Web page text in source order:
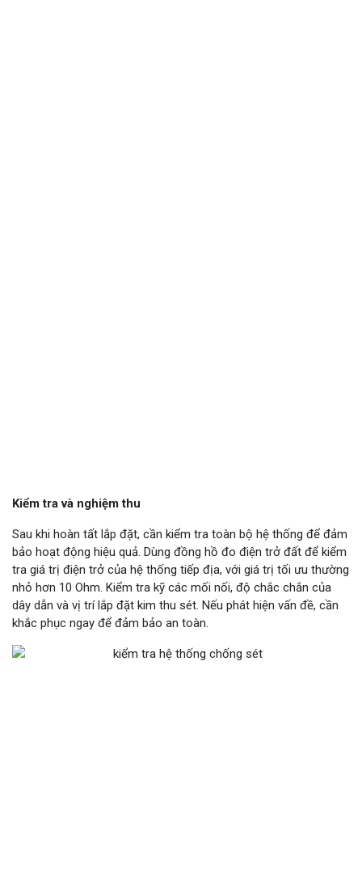
Kiểm tra và nghiệm thu
Sau khi hoàn tất lắp đặt, cần kiểm tra toàn bộ hệ thống để đảm
bảo hoạt động hiệu quả. Dùng đồng hồ đo điện trở đất để kiểm
tra giá trị điện trở của hệ thống tiếp địa, với giá trị tối ưu thường
nhỏ hơn 10 Ohm. Kiểm tra kỹ các mối nối, độ chắc chắn của
dây dẫn và vị trí lắp đặt kim thu sét. Nếu phát hiện vấn đề, cần
khắc phục ngay để đảm bảo an toàn.